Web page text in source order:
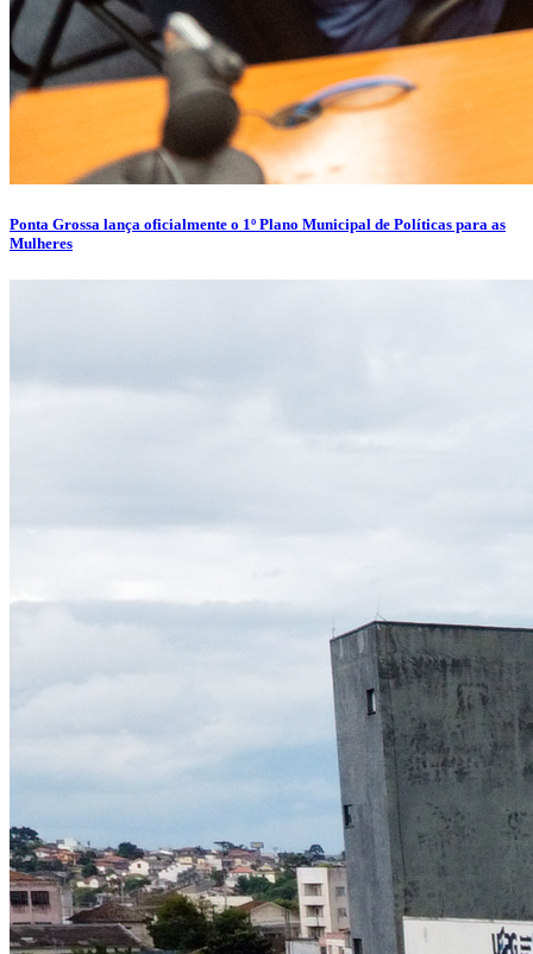
Ponta Grossa lança oficialmente o 1º Plano Municipal de Políticas para as
Mulheres